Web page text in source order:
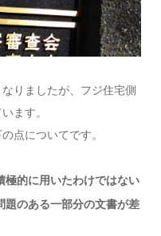
りましたが、フジ住宅側
ます。
点についてです。
極的に用いたわけではない
題のある一部分の文書が差